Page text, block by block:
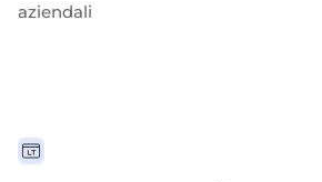
aziendali